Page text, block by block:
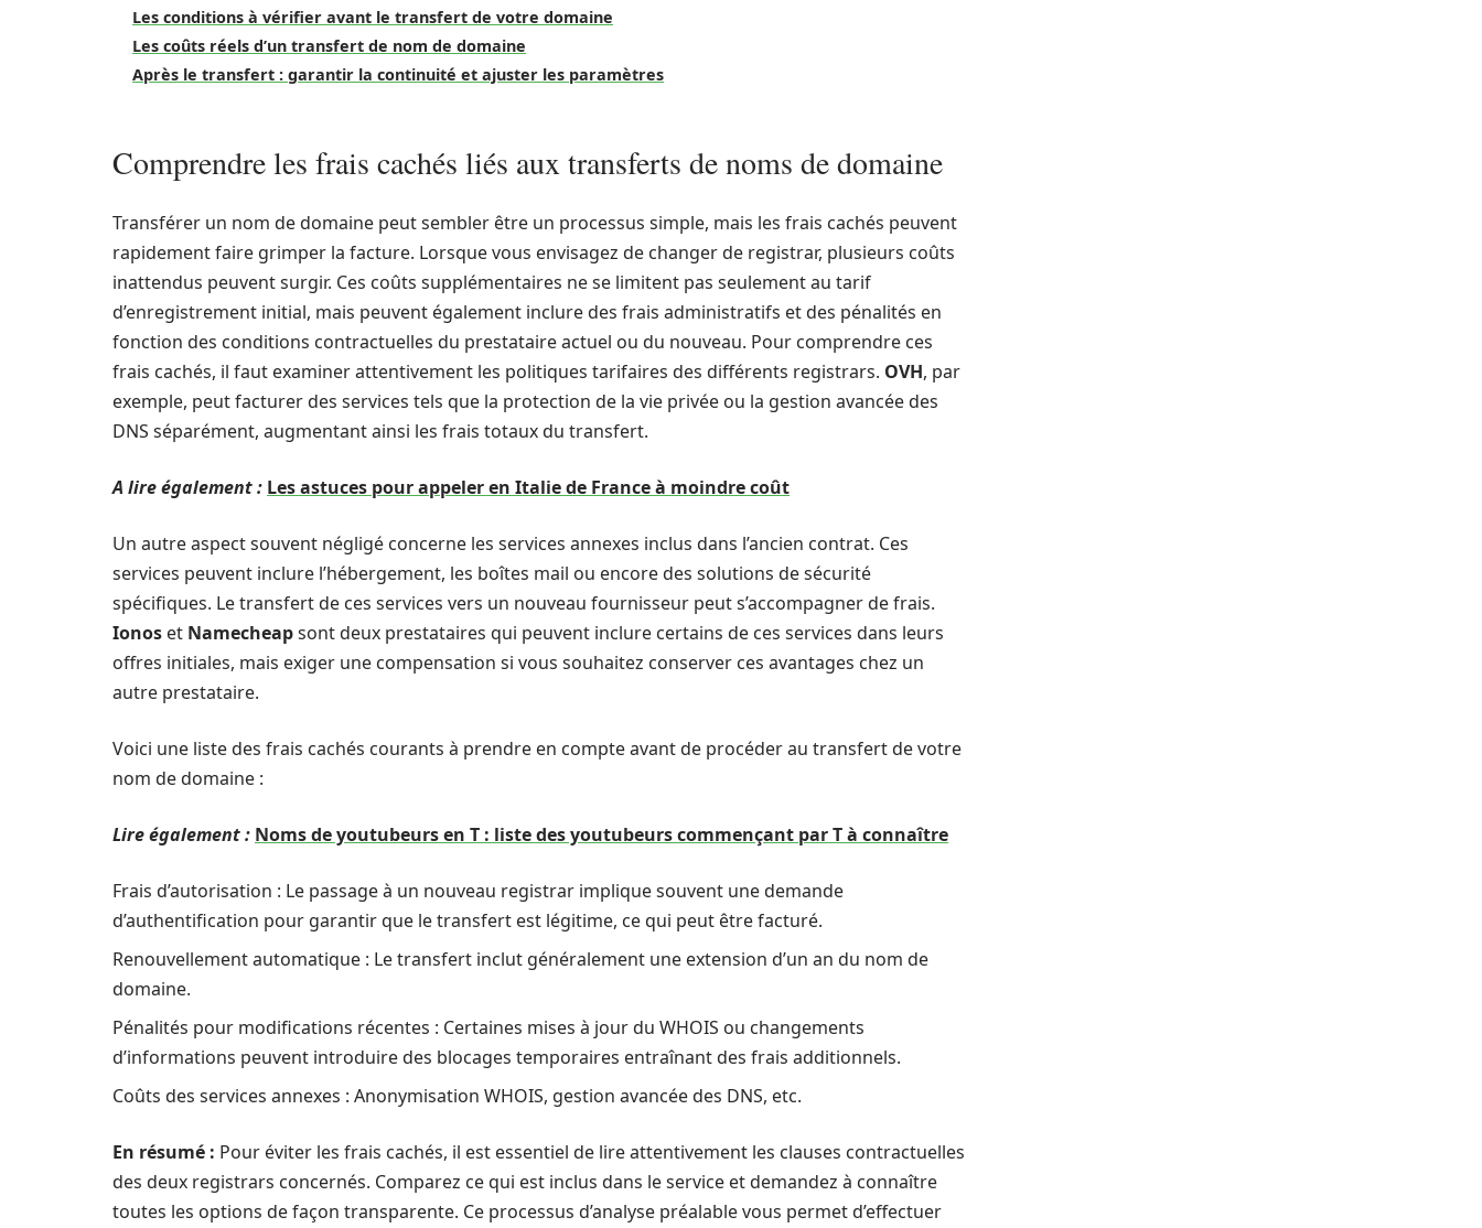
Les conditions à vérifier avant le transfert de votre domaine
Les coûts réels d’un transfert de nom de domaine
Après le transfert : garantir la continuité et ajuster les paramètres
Comprendre les frais cachés liés aux transferts de noms de domaine
Transférer un nom de domaine peut sembler être un processus simple, mais les frais cachés peuvent
rapidement faire grimper la facture. Lorsque vous envisagez de changer de registrar, plusieurs coûts
inattendus peuvent surgir. Ces coûts supplémentaires ne se limitent pas seulement au tarif
d’enregistrement initial, mais peuvent également inclure des frais administratifs et des pénalités en
fonction des conditions contractuelles du prestataire actuel ou du nouveau. Pour comprendre ces
frais cachés, il faut examiner attentivement les politiques tarifaires des différents registrars. OVH, par
exemple, peut facturer des services tels que la protection de la vie privée ou la gestion avancée des
DNS séparément, augmentant ainsi les frais totaux du transfert.
A lire également : Les astuces pour appeler en Italie de France à moindre coût
Un autre aspect souvent négligé concerne les services annexes inclus dans l’ancien contrat. Ces
services peuvent inclure l’hébergement, les boîtes mail ou encore des solutions de sécurité
spécifiques. Le transfert de ces services vers un nouveau fournisseur peut s’accompagner de frais.
Ionos et Namecheapsont deux prestataires qui peuvent inclure certains de ces services dans leurs
offres initiales, mais exiger une compensation si vous souhaitez conserver ces avantages chez un
autre prestataire.
Voici une liste des frais cachés courants à prendre en compte avant de procéder au transfert de votre
nom de domaine :
Lire également : Noms de youtubeurs en T : liste des youtubeurs commençant par T à connaître
Frais d’autorisation : Le passage à un nouveau registrar implique souvent une demande
d’authentification pour garantir que le transfert est légitime, ce qui peut être facturé.
Renouvellement automatique : Le transfert inclut généralement une extension d’un an du nom de
domaine.
Pénalités pour modifications récentes : Certaines mises à jour du WHOIS ou changements
d’informations peuvent introduire des blocages temporaires entraînant des frais additionnels.
Coûts des services annexes : Anonymisation WHOIS, gestion avancée des DNS, etc.
En résumé : Pour éviter les frais cachés, il est essentiel de lire attentivement les clauses contractuelles
des deux registrars concernés. Comparez ce qui est inclus dans le service et demandez à connaître
toutes les options de façon transparente. Ce processus d’analyse préalable vous permet d’effectuer